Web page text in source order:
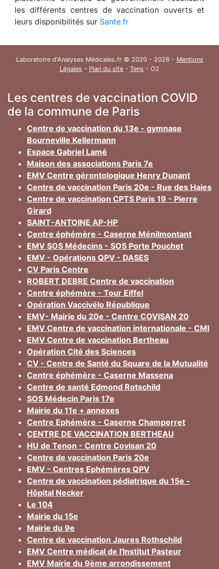
les différents centres de vaccination ouverts et
leurs disponibilités sur Sante.fr
Laboratoire d'Analyses Médicales.fr © 2020 - 2026 - Mentions
Légales - Plan du site - Tens - O2
Les centres de vaccination COVID
de la commune de Paris
Centre de vaccination du 13e - gymnase
Bourneville Kellermann
Espace Gabriel Lamé
Maison des associations Paris 7e
EMV Centre gérontologique Henry Dunant
Centre de vaccination Paris 20e - Rue des Haies
Centre de vaccination CPTS Paris 19 - Pierre
Girard
SAINT-ANTOINE AP-HP
Centre éphémère - Caserne Ménilmontant
EMV SOS Médecins - SOS Porte Pouchet
EMV - Opérations QPV - DASES
CV Paris Centre
ROBERT DEBRE Centre de vaccination
Centre éphémère - Tour Eiffel
Opération Vaccivélo République
EMV- Mairie du 20e - Centre COVISAN 20
EMV Centre de vaccination internationale - CMI
EMV Centre de vaccination Bertheau
Opération Cité des Sciences
CV - Centre de Santé du Square de la Mutualité
Centre éphémère - Caserne Massena
Centre de santé Edmond Rotschild
SOS Médecin Paris 17e
Mairie du 11e + annexes
Centre Ephémère - Caserne Champerret
CENTRE DE VACCINATION BERTHEAU
HU de Tenon - Centre Covisan 20
Centre de vaccination Paris 20e
EMV - Centres Ephémères QPV
Centre de vaccination pédiatrique du 15e -
Hôpital Necker
Le 104
Mairie du 15e
Mairie du 9e
Centre de vaccination Jaures Rothschild
EMV Centre médical de l'Institut Pasteur
EMV Mairie du 9ème arrondissement